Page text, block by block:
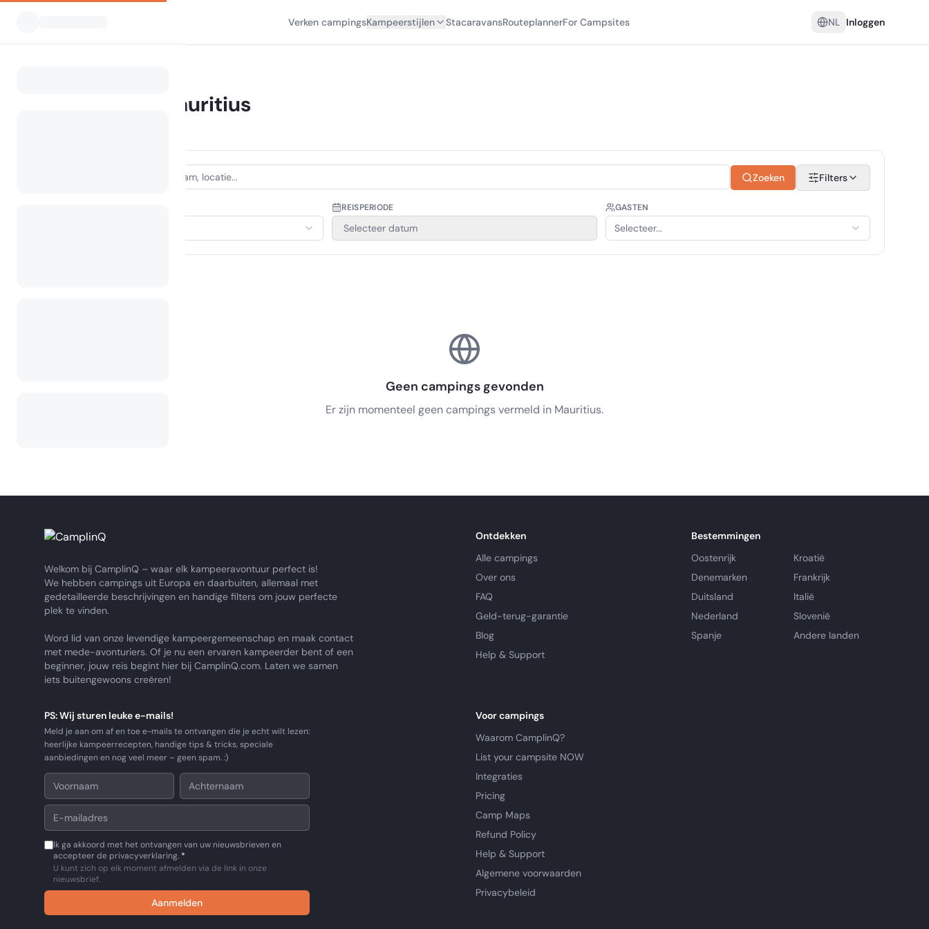
Verken campingsKampeerstijlen StacaravansRouteplannerFor Campsites NL Inloggen
Camping Mauritius
Zoeken Filters
REISPERIODE
Selecteer datum
GASTEN
Selecteer...
Geen campings gevonden
Er zijn momenteel geen campings vermeld in Mauritius.
Welkom bij CamplinQ – waar elk kampeeravontuur perfect is!
We hebben campings uit Europa en daarbuiten, allemaal met
gedetailleerde beschrijvingen en handige filters om jouw perfecte
plek te vinden.
Word lid van onze levendige kampeergemeenschap en maak contact
met mede-avonturiers. Of je nu een ervaren kampeerder bent of een
beginner, jouw reis begint hier bij CamplinQ.com. Laten we samen
iets buitengewoons creëren!
Ontdekken
Alle campings
Over ons
FAQ
Geld-terug-garantie
Blog
Help & Support
Bestemmingen
Oostenrijk
Kroatië
Denemarken
Frankrijk
Duitsland
Italië
Nederland
Slovenië
Spanje
Andere landen
PS: Wij sturen leuke e-mails!
Meld je aan om af en toe e-mails te ontvangen die je echt wilt lezen:
heerlijke kampeerrecepten, handige tips & tricks, speciale
aanbiedingen en nog veel meer – geen spam. :)
Ik ga akkoord met het ontvangen van uw nieuwsbrieven en
accepteer de privacyverklaring. *
U kunt zich op elk moment afmelden via de link in onze
nieuwsbrief.
Aanmelden
Voor campings
Waarom CamplinQ?
List your campsite NOW
Integraties
Pricing
Camp Maps
Refund Policy
Help & Support
Algemene voorwaarden
Privacybeleid